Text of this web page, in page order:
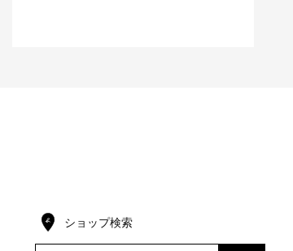
ショップ検索